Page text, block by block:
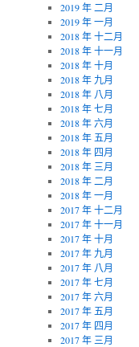
2019 年 二月
2019 年 一月
2018 年 十二月
2018 年 十一月
2018 年 十月
2018 年 九月
2018 年 八月
2018 年 七月
2018 年 六月
2018 年 五月
2018 年 四月
2018 年 三月
2018 年 二月
2018 年 一月
2017 年 十二月
2017 年 十一月
2017 年 十月
2017 年 九月
2017 年 八月
2017 年 七月
2017 年 六月
2017 年 五月
2017 年 四月
2017 年 三月